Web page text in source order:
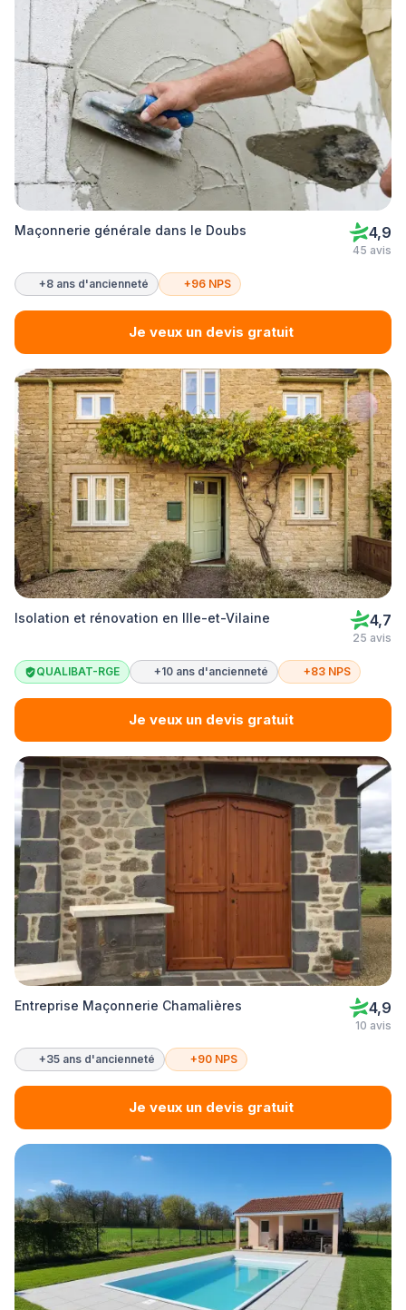
Maçonnerie générale dans le Doubs 4,9
45 avis
+8 ans d'ancienneté +96 NPS
Je veux un devis gratuit
Isolation et rénovation en Ille-et-Vilaine 4,7
25 avis
QUALIBAT-RGE +10 ans d'ancienneté +83 NPS
Je veux un devis gratuit
Entreprise Maçonnerie Chamalières 4,9
10 avis
+35 ans d'ancienneté +90 NPS
Je veux un devis gratuit